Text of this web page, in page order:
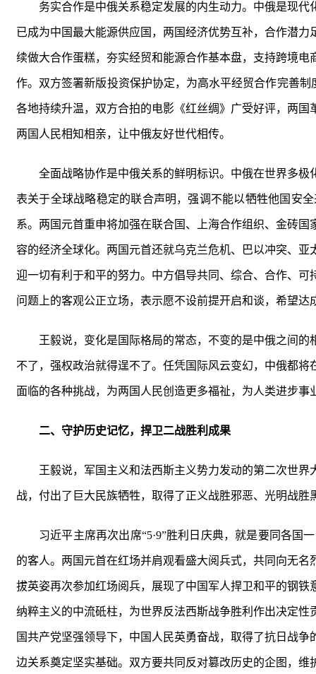
务实合作是中俄关系稳定发展的内生动力。中俄是现
已成为中国最大能源供应国，两国经济优势互补，合作潜
续做大合作蛋糕，夯实经贸和能源合作基本盘，支持跨境
作。双方签署新版投资保护协定，为高水平经贸合作完善
各地持续升温，双方合拍的电影《红丝绸》广受好评，两
两国人民相知相亲，让中俄友好世代相传。
全面战略协作是中俄关系的鲜明标识。中俄在世界多
表关于全球战略稳定的联合声明，强调不能以牺牲他国安
系。两国元首重申将加强在联合国、上海合作组织、金砖
容的经济全球化。两国元首还就乌克兰危机、巴以冲突、
迎一切有利于和平的努力。中方倡导共同、综合、合作、
问题上的客观公正立场，表示愿不设前提开启和谈，希望达
王毅说，变化是国际格局的常态，不变的是中俄之间
不了，强权政治就得逞不了。任凭国际风云变幻，中俄都
面临的各种挑战，为两国人民创造更多福祉，为人类进步事
二、守护历史记忆，捍卫二战胜利成果
王毅说，军国主义和法西斯主义势力发动的第二次世
战，付出了巨大民族牺牲，取得了正义战胜邪恶、光明战
习近平主席再次出席“5·9”胜利日庆典，就是要同各
的客人。两国元首在红场并肩观看盛大阅兵式，共同向无
拔英姿再次参加红场阅兵，展现了中国军人捍卫和平的钢
纳粹主义的中流砥柱，为世界反法西斯战争胜利作出决定
国共产党坚强领导下，中国人民英勇奋战，取得了抗日战
边关系奠定坚实基础。双方要共同反对篡改历史的企图，